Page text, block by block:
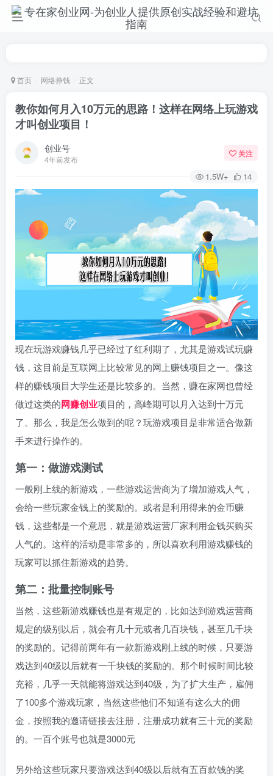
首页 网络挣钱 正文
教你如何月入10万元的思路！这样在网络上玩游戏
才叫创业项目！
创业号
4年前发布
关注
1.5W+ 14
现在玩游戏赚钱几乎已经过了红利期了，尤其是游戏试玩赚
钱，这目前是互联网上比较常见的网上赚钱项目之一。像这
样的赚钱项目大学生还是比较多的。当然，赚在家网也曾经
做过这类的网赚创业项目的，高峰期可以月入达到十万元
了。那么，我是怎么做到的呢？玩游戏项目是非常适合做新
手来进行操作的。
第一：做游戏测试
一般刚上线的新游戏，一些游戏运营商为了增加游戏人气，
会给一些玩家金钱上的奖励的。或者是利用得来的金币赚
钱，这些都是一个意思，就是游戏运营厂家利用金钱买购买
人气的。这样的活动是非常多的，所以喜欢利用游戏赚钱的
玩家可以抓住新游戏的趋势。
第二：批量控制账号
当然，这些新游戏赚钱也是有规定的，比如达到游戏运营商
规定的级别以后，就会有几十元或者几百块钱，甚至几千块
的奖励的。记得前两年有一款新游戏刚上线的时候，只要游
戏达到40级以后就有一千块钱的奖励的。那个时候时间比较
充裕，几乎一天就能将游戏达到40级，为了扩大生产，雇佣
了100多个游戏玩家，当然这些他们不知道有这么大的佣
金，按照我的邀请链接去注册，注册成功就有三十元的奖励
的。一百个账号也就是3000元
另外给这些玩家只要游戏达到40级以后就有五百款钱的奖